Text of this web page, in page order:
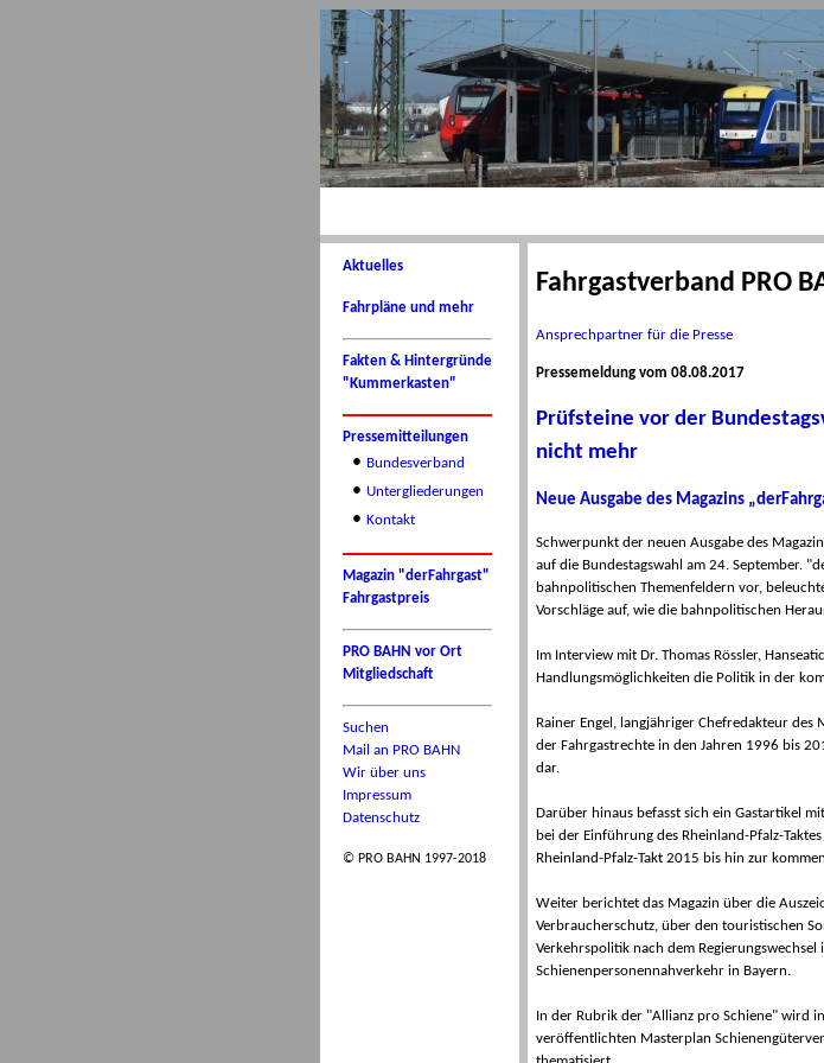
Aktuelles
Fahrpläne und mehr
Fakten & Hintergründe
"Kummerkasten"
Pressemitteilungen
• Bundesverband
• Untergliederungen
• Kontakt
Magazin "derFahrgast"
Fahrgastpreis
PRO BAHN vor Ort
Mitgliedschaft
Suchen
Mail an PRO BAHN
Wir über uns
Impressum
Datenschutz
© PRO BAHN 1997-2018
Fahrgastverband PRO
Ansprechpartner für die Presse
Pressemeldung vom 08.08.2017
Prüfsteine vor der
nicht mehr
Neue Ausgabe des Magazins
Schwerpunkt der neuen Ausgabe des
auf die Bundestagswahl am 24. September.
bahnpolitischen Themenfeldern vor,
Vorschläge auf, wie die bahnpolitischen
Im Interview mit Dr. Thomas Rössler,
Handlungsmöglichkeiten die Politik in der
Rainer Engel, langjähriger Chefredakteur
der Fahrgastrechte in den Jahren 1996 bis
dar.
Darüber hinaus befasst sich ein Gastartikel
bei der Einführung des Rheinland-Pfalz-
Rheinland-Pfalz-Takt 2015 bis hin zur
Weiter berichtet das Magazin über die
Verbraucherschutz, über den touristischen
Verkehrspolitik nach dem
Schienenpersonennahverkehr in Bayern.
In der Rubrik der "Allianz pro Schiene" wird
veröffentlichten Masterplan